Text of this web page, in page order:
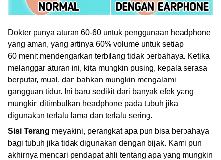
Dokter punya aturan 60-60 untuk penggunaan headphone
yang aman, yang artinya 60% volume untuk setiap
60 menit mendengarkan terbilang tidak berbahaya. Ketika
melanggar aturan ini, kita mungkin pusing, kepala serasa
berputar, mual, dan bahkan mungkin mengalami
gangguan tidur. Ini baru sedikit dari banyak efek yang
mungkin ditimbulkan headphone pada tubuh jika
digunakan terlalu lama dan terlalu sering.
Sisi Terang meyakini, perangkat apa pun bisa berbahaya
bagi tubuh jika tidak digunakan dengan bijak. Kami pun
akhirnya mencari pendapat ahli tentang apa yang mungkin